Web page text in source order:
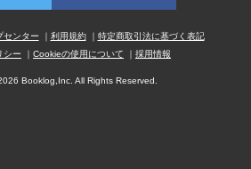
センター 利用規約
特定商取引法に基づく表記
シー
Cookieの使用について 採用情報
Booklog,Inc. All Rights Reserved.